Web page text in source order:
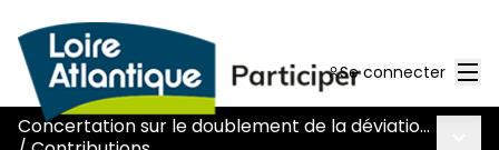
Se connecter
Concertation sur le doublement de la déviation de Chaumes-en-Retz - route Nantes-Pornic